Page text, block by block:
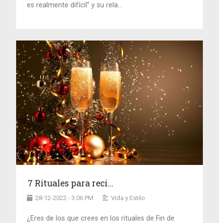
es realmente difícil” y su rela...
7 Rituales para reci...
28-12-2022 - 3:06 PM Vida y Estilo
¿Eres de los que crees en los rituales de Fin de